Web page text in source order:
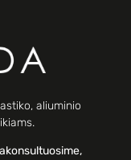
aliuminio